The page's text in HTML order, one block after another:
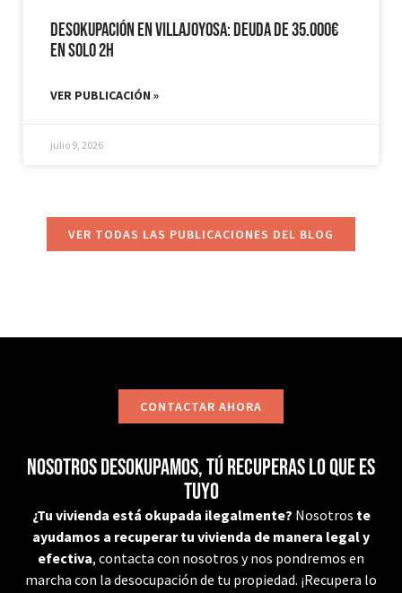
Desokupación en Villajoyosa: Deuda de 35.000€
en solo 2h
VER PUBLICACIÓN »
julio 9, 2026
VER TODAS LAS PUBLICACIONES DEL BLOG
CONTACTAR AHORA
Nosotros desokupamos, tú recuperas lo que es
tuyo
¿Tu vivienda está okupada ilegalmente? Nosotros te
ayudamos a recuperar tu vivienda de manera legal y
efectiva, contacta con nosotros y nos pondremos en
marcha con la desocupación de tu propiedad. ¡Recupera lo